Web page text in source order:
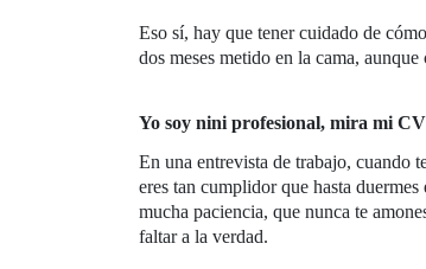
Eso sí, hay que tener cuidado de
dos meses metido en la cama,
Yo soy nini profesional, mira mi CV
En una entrevista de trabajo, cuando
eres tan cumplidor que hasta
mucha paciencia, que nunca te
faltar a la verdad.